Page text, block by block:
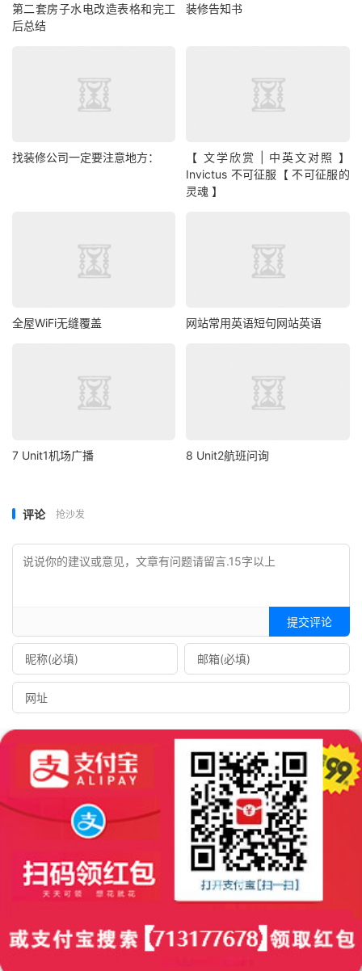
第二套房子水电改造表格和完工
后总结
装修告知书
找装修公司一定要注意地方：
【 文学欣赏 | 中英文对照 】
Invictus 不可征服【 不可征服的
灵魂 】
全屋WiFi无缝覆盖 网站常用英语短句网站英语
7 Unit1机场广播 8 Unit2航班问询
评论 抢沙发
提交评论